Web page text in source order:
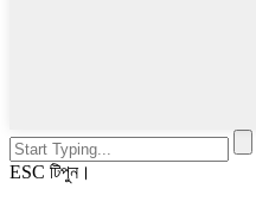
ESC টিপুন।